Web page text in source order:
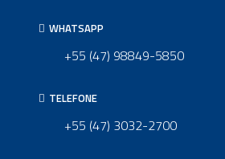
WHATSAPP
+55 (47) 98849-5850
TELEFONE
+55 (47) 3032-2700